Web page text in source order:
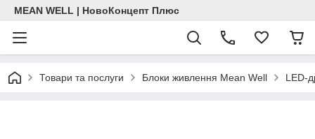
MEAN WELL | НовоКонцепт Плюс
Товари та послуги Блоки живлення Mean Well LED-